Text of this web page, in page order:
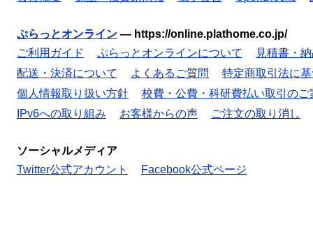
ぷらっとオンライン — https://online.plathome.co.jp/
ご利用ガイド
ぷらっとオンラインについて
見積書・
配送・決済について
よくあるご質問
特定商取引法に
個人情報取り扱い方針
校費・公費・科研費払い取引のご
IPv6への取り組み
お客様からの声 ご注文の取り消し
ソーシャルメディア
Twitter公式アカウント
Facebook公式ページ